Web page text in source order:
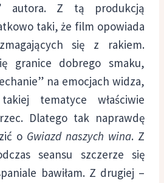
autora. Z tą produkcją
taki, że film opowiada
się z rakiem.
granice dobrego smaku,
na emocjach widza,
tematyce właściwie
Dlatego tak naprawdę
o Gwiazd naszych wina. Z
seansu szczerze się
bawiłam. Z drugiej –